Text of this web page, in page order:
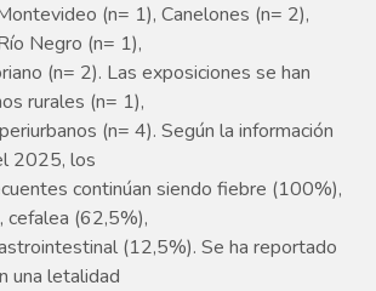
(n= 1), Canelones (n= 2),
Negro (n= 1),
(n= 2). Las exposiciones se han
rurales (n= 1),
(n= 4). Según la información
2025, los
continúan siendo fiebre (100%),
cefalea (62,5%),
(12,5%). Se ha reportado
una letalidad